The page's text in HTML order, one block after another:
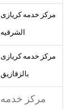
مركز خدمه كريازى
الشرقيه
مركز خدمه كريازى
بالزقازيق
مركز خدمه